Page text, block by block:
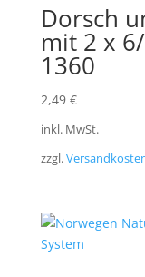
Dorsch
mit 2 x
1360
2,49 €
inkl. MwSt.
zzgl.